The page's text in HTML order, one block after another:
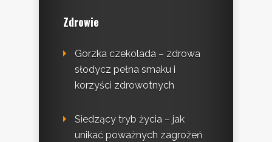
Zdrowie
Gorzka czekolada – zdrowa
słodycz pełna smaku i
korzyści zdrowotnych
Siedzący tryb życia – jak
unikać poważnych zagrożeń